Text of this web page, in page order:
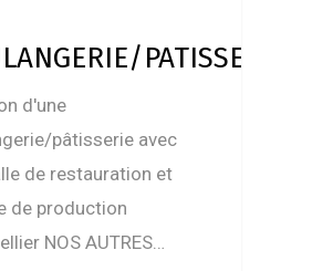
PATISSERIE
d'une
pâtisserie avec
de restauration et
de production
NOS AUTRES…